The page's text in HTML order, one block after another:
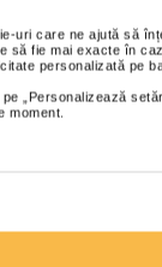
uri care ne ajută să
să fie mai exacte în
personalizată pe
„Personalizează
moment.
de pe 22 aprilie,
si ziua in